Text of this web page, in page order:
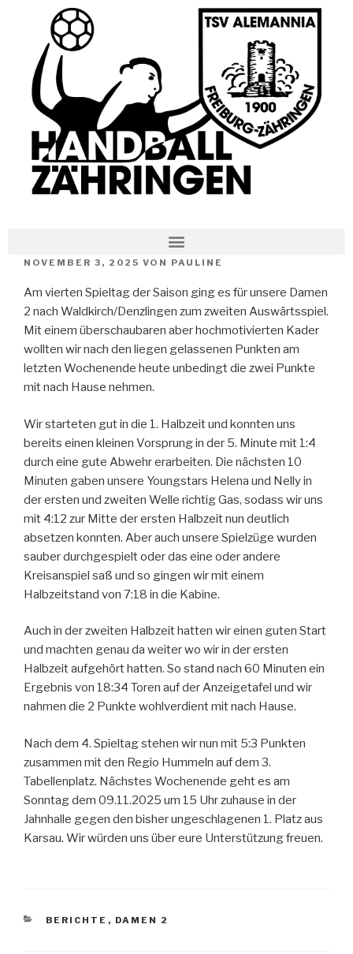
NOVEMBER 3, 2025 VON PAULINE
Am vierten Spieltag der Saison ging es für unsere Damen
2 nach Waldkirch/Denzlingen zum zweiten Auswärtsspiel.
Mit einem überschaubaren aber hochmotivierten Kader
wollten wir nach den liegen gelassenen Punkten am
letzten Wochenende heute unbedingt die zwei Punkte
mit nach Hause nehmen.
Wir starteten gut in die 1. Halbzeit und konnten uns
bereits einen kleinen Vorsprung in der 5. Minute mit 1:4
durch eine gute Abwehr erarbeiten. Die nächsten 10
Minuten gaben unsere Youngstars Helena und Nelly in
der ersten und zweiten Welle richtig Gas, sodass wir uns
mit 4:12 zur Mitte der ersten Halbzeit nun deutlich
absetzen konnten. Aber auch unsere Spielzüge wurden
sauber durchgespielt oder das eine oder andere
Kreisanspiel saß und so gingen wir mit einem
Halbzeitstand von 7:18 in die Kabine.
Auch in der zweiten Halbzeit hatten wir einen guten Start
und machten genau da weiter wo wir in der ersten
Halbzeit aufgehört hatten. So stand nach 60 Minuten ein
Ergebnis von 18:34 Toren auf der Anzeigetafel und wir
nahmen die 2 Punkte wohlverdient mit nach Hause.
Nach dem 4. Spieltag stehen wir nun mit 5:3 Punkten
zusammen mit den Regio Hummeln auf dem 3.
Tabellenplatz. Nächstes Wochenende geht es am
Sonntag dem 09.11.2025 um 15 Uhr zuhause in der
Jahnhalle gegen den bisher ungeschlagenen 1. Platz aus
Karsau. Wir würden uns über eure Unterstützung freuen.
BERICHTE , DAMEN 2